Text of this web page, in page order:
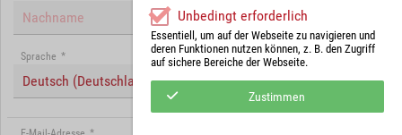
Sprache *
Deutsch (Deutschland)
Unbedingt erforderlich
Essentiell, um auf der Webseite zu navigieren und
deren Funktionen nutzen können, z. B. den Zugriff
auf sichere Bereiche der Webseite.
Zustimmen